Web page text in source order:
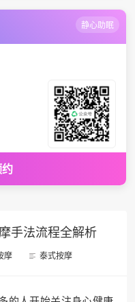
静心助眠
手法流程全解析
摩 泰式按摩